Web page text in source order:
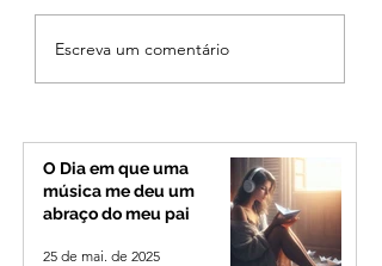
Criança de 2 anos
morre em capotamento
na Zona Rural de Ibiá
Escreva um comentário
O Dia em que uma
música me deu um
abraço do meu pai
25 de mai. de 2025